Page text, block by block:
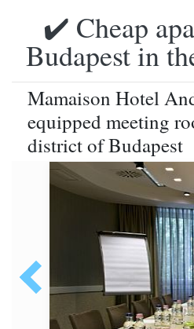
✔️ Cheap
Budapest in
Mamaison Hotel
equipped meeting
district of Budapest